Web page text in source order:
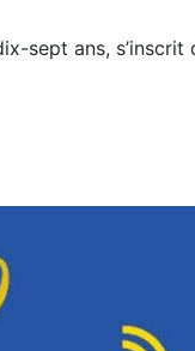
ans, s’inscrit